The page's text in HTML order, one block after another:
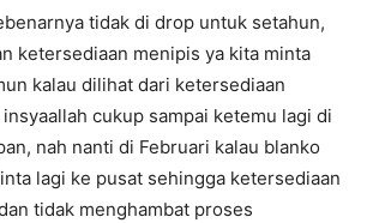
tidak di drop untuk setahun,
ketersediaan menipis ya kita minta
kalau dilihat dari ketersediaan
cukup sampai ketemu lagi di
nah nanti di Februari kalau blanko
lagi ke pusat sehingga ketersediaan
tidak menghambat proses